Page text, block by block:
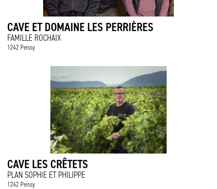
CAVE ET DOMAINE LES PERRIÈRES
FAMILLE ROCHAIX
1242 Peissy
CAVE LES CRÊTETS
PLAN SOPHIE ET PHILIPPE
1242 Peissy